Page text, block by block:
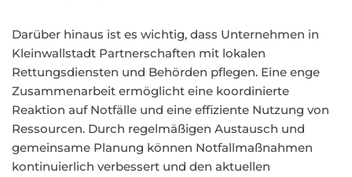
Darüber hinaus ist es wichtig, dass Unternehmen in
Kleinwallstadt Partnerschaften mit lokalen
Rettungsdiensten und Behörden pflegen. Eine enge
Zusammenarbeit ermöglicht eine koordinierte
Reaktion auf Notfälle und eine effiziente Nutzung von
Ressourcen. Durch regelmäßigen Austausch und
gemeinsame Planung können Notfallmaßnahmen
kontinuierlich verbessert und den aktuellen